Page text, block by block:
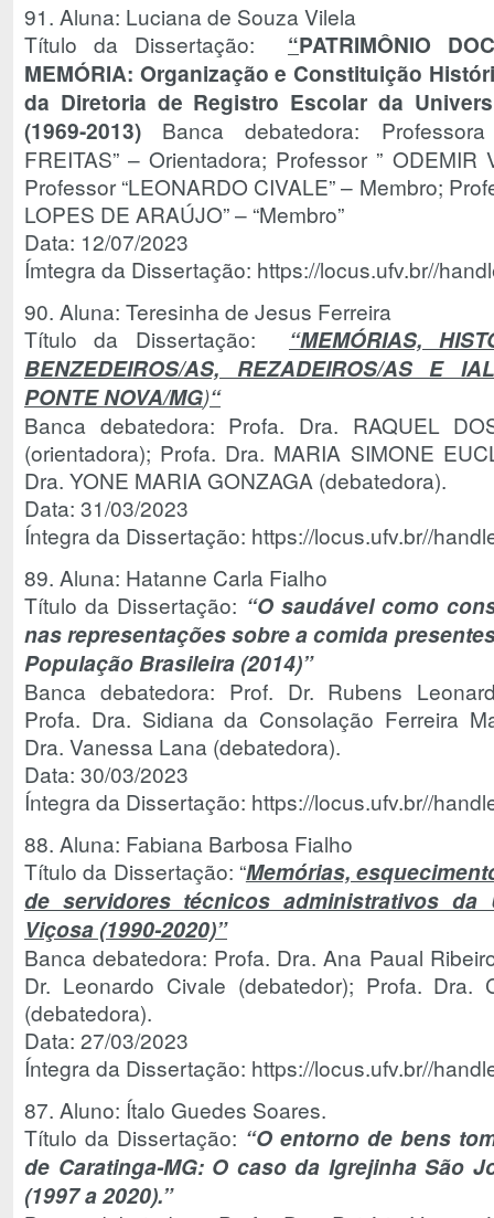
91. Aluna: Luciana de Souza Vilela
Título da Dissertação: “PATRIMÔNIO
MEMÓRIA: Organização e Constituição
da Diretoria de Registro Escolar da
(1969-2013) Banca debatedora:
FREITAS” – Orientadora; Professor ” ODEMIR
Professor “LEONARDO CIVALE” – Membro;
LOPES DE ARAÚJO” – “Membro”
Data: 12/07/2023
Ímtegra da Dissertação: https://locus.ufv.br//
90. Aluna: Teresinha de Jesus Ferreira
Título da Dissertação: “MEMÓRIAS,
BENZEDEIROS/AS, REZADEIROS/AS E
PONTE NOVA/MG)“
Banca debatedora: Profa. Dra. RAQUEL
(orientadora); Profa. Dra. MARIA SIMONE
Dra. YONE MARIA GONZAGA (debatedora).
Data: 31/03/2023
Íntegra da Dissertação: https://locus.ufv.br//
89. Aluna: Hatanne Carla Fialho
Título da Dissertação: “O saudável como
nas representações sobre a comida
População Brasileira (2014)”
Banca debatedora: Prof. Dr. Rubens
Profa. Dra. Sidiana da Consolação Ferreira
Dra. Vanessa Lana (debatedora).
Data: 30/03/2023
Íntegra da Dissertação: https://locus.ufv.br//
88. Aluna: Fabiana Barbosa Fialho
Título da Dissertação: “Memórias,
de servidores técnicos administrativos da
Viçosa (1990-2020)”
Banca debatedora: Profa. Dra. Ana Paual
Dr. Leonardo Civale (debatedor); Profa. Dra.
(debatedora).
Data: 27/03/2023
Íntegra da Dissertação: https://locus.ufv.br//
87. Aluno: Ítalo Guedes Soares.
Título da Dissertação: “O entorno de bens
de Caratinga-MG: O caso da Igrejinha São
(1997 a 2020).”